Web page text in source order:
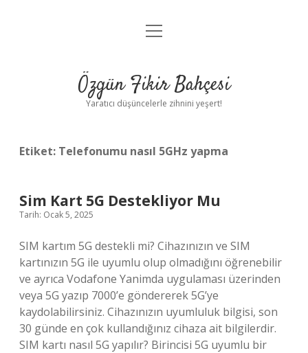
Anasayfa
Yasal Uyarı
menüyü
Özgün Fikir Bahçesi
Yaratıcı düşüncelerle zihnini yeşert!
Etiket: Telefonumu nasıl 5GHz yapma
Sim Kart 5G Destekliyor Mu
Tarih: Ocak 5, 2025
SIM kartım 5G destekli mi? Cihazınızın ve SIM
kartınızın 5G ile uyumlu olup olmadığını öğrenebilir
ve ayrıca Vodafone Yanimda uygulaması üzerinden
veya 5G yazıp 7000’e göndererek 5G’ye
kaydolabilirsiniz. Cihazınızın uyumluluk bilgisi, son
30 günde en çok kullandığınız cihaza ait bilgilerdir.
SIM kartı nasıl 5G yapılır? Birincisi 5G uyumlu bir